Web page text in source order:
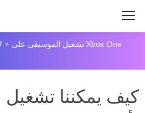
> تشغيل الموسيقى على Xbox One
كيف يمكننا